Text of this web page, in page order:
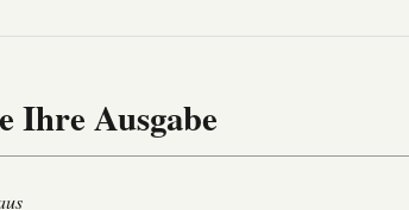
Ihre Ausgabe